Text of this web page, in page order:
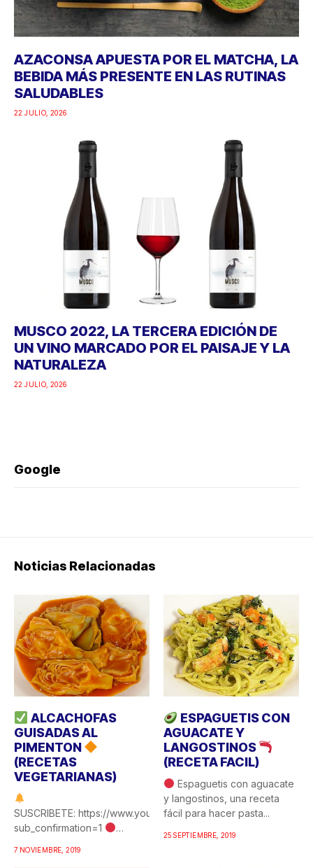
AZACONSA APUESTA POR EL MATCHA, LA
BEBIDA MÁS PRESENTE EN LAS RUTINAS
SALUDABLES
22 JULIO, 2026
MUSCO 2022, LA TERCERA EDICIÓN DE
UN VINO MARCADO POR EL PAISAJE Y LA
NATURALEZA
22 JULIO, 2026
Google
Noticias Relacionadas
ALCACHOFAS
GUISADAS AL
PIMENTON
(RECETAS
VEGETARIANAS)
SUSCRIBETE: https://www.youtube.com/c/COCINAFACILYRICA?
sub_confirmation=1
pimentón, una de esas
7 NOVIEMBRE, 2019
ESPAGUETIS CON
AGUACATE Y
LANGOSTINOS
(RECETA FACIL)
Espaguetis con aguacate
y langostinos, una receta
fácil para hacer pasta...
25 SEPTIEMBRE, 2019